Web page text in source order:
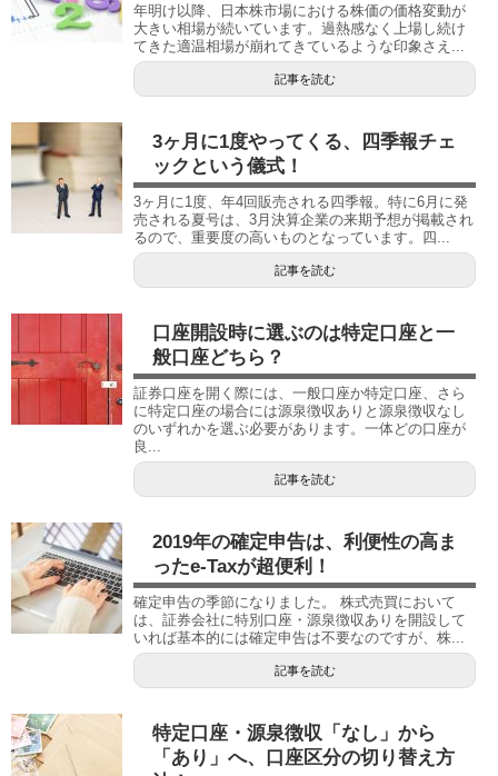
年明け以降、日本株市場における株価の価格変動が
大きい相場が続いています。過熱感なく上場し続け
てきた適温相場が崩れてきているような印象さえ...
記事を読む
3ヶ月に1度やってくる、四季報チェ
ックという儀式！
3ヶ月に1度、年4回販売される四季報。特に6月に発
売される夏号は、3月決算企業の来期予想が掲載され
るので、重要度の高いものとなっています。四...
記事を読む
口座開設時に選ぶのは特定口座と一
般口座どちら？
証券口座を開く際には、一般口座か特定口座、さら
に特定口座の場合には源泉徴収ありと源泉徴収なし
のいずれかを選ぶ必要があります。一体どの口座が
良...
記事を読む
2019年の確定申告は、利便性の高ま
ったe-Taxが超便利！
確定申告の季節になりました。 株式売買において
は、証券会社に特別口座・源泉徴収ありを開設して
いれば基本的には確定申告は不要なのですが、株...
記事を読む
特定口座・源泉徴収「なし」から
「あり」へ、口座区分の切り替え方